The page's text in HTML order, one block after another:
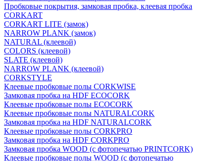
Пробковые покрытия, замковая пробка, клеевая пробка
CORKART
CORKART LITE (замок)
NARROW PLANK (замок)
NATURAL (клеевой)
COLORS (клеевой)
SLATE (клеевой)
NARROW PLANK (клеевой)
CORKSTYLE
Клеевые пробковые полы CORKWISE
Замковая пробка на HDF ECOCORK
Клеевые пробковые полы ECOCORK
Клеевые пробковые полы NATURALCORK
Замковая пробка на HDF NATURALCORK
Клеевые пробковые полы CORKPRO
Замковая пробка на HDF CORKPRO
Замковая пробка WOOD (с фотопечатью PRINTCORK)
Клеевые пробковые полы WOOD (с фотопечатью